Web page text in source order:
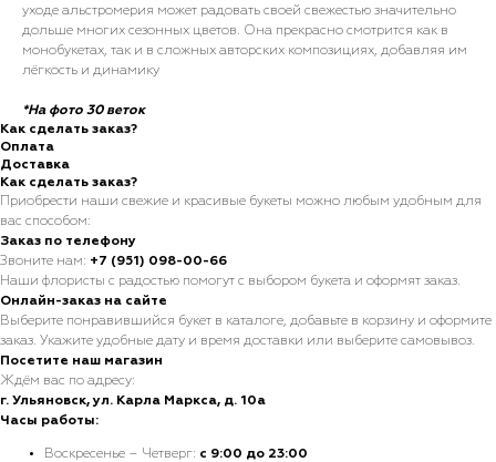
уходе альстромерия может радовать своей свежестью значительно
дольше многих сезонных цветов. Она прекрасно смотрится как в
монобукетах, так и в сложных авторских композициях, добавляя им
лёгкость и динамику
*На фото 30 веток
Как сделать заказ?
Оплата
Доставка
Как сделать заказ?
Приобрести наши свежие и красивые букеты можно любым удобным для
вас способом:
Заказ по телефону
Звоните нам: +7 (951) 098-00-66
Наши флористы с радостью помогут с выбором букета и оформят заказ.
Онлайн-заказ на сайте
Выберите понравившийся букет в каталоге, добавьте в корзину и оформите
заказ. Укажите удобные дату и время доставки или выберите самовывоз.
Посетите наш магазин
Ждём вас по адресу:
г. Ульяновск, ул. Карла Маркса, д. 10а
Часы работы:
Воскресенье – Четверг: с 9:00 до 23:00